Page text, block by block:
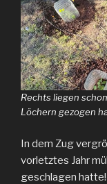
Rechts liegen
Löchern gezogen
In dem Zug
vorletztes Jahr
geschlagen